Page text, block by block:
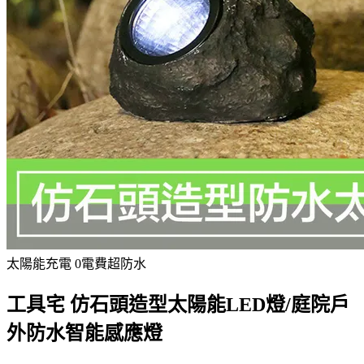
太陽能充電 0電費超防水
工具宅 仿石頭造型太陽能LED燈/庭院戶
外防水智能感應燈